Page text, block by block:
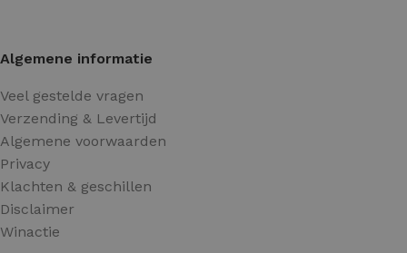
Algemene informatie
Veel gestelde vragen
Verzending & Levertijd
Algemene voorwaarden
Privacy
Klachten & geschillen
Disclaimer
Winactie